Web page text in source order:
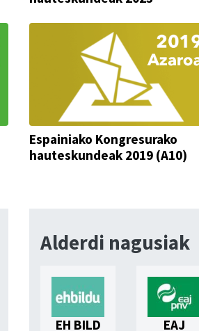
Espainiako Kongresurako
hauteskundeak 2019 (A10)
Alderdi nagusiak
EH BILD
EAJ